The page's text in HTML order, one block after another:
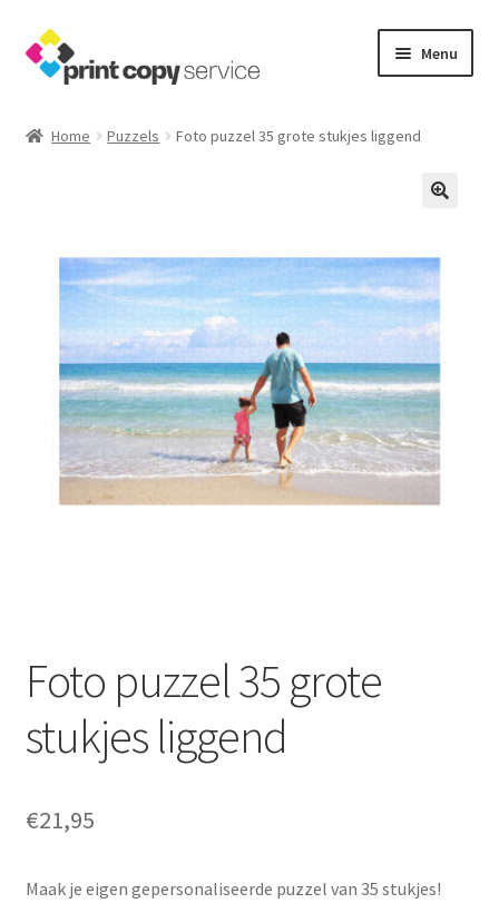
Ga
door
navigatie
Ga
naar
inhoud
Menu
Mijn account
Producten
Winkelmand
Home Puzzels Foto puzzel 35 grote stukjes liggend
Foto puzzel 35 grote
stukjes liggend
€21,95
Maak je eigen gepersonaliseerde puzzel van 35 stukjes!